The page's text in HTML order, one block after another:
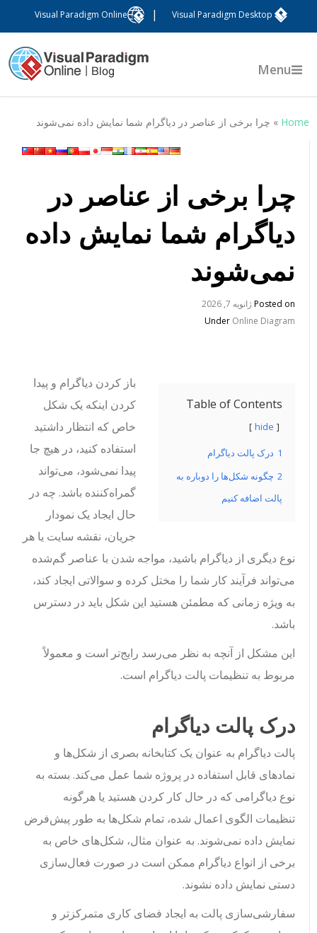
Visual Paradigm Desktop
Visual Paradigm Online
Menu
Home
» چرا برخی از عناصر در دیاگرام شما نمایش داده نمی‌شوند
چرا برخی از عناصر در
دیاگرام شما نمایش داده
نمی‌شوند
Posted onژانویه 7, 2026
UnderOnline Diagram
Table of Contents
hide
درک پالت دیاگرام
چگونه شکل‌ها را دوباره به
پالت اضافه کنیم
باز کردن دیاگرام و پیدا
کردن اینکه یک شکل
خاص که انتظار داشتید
استفاده کنید، در هیچ جا
پیدا نمی‌شود، می‌تواند
گمراه‌کننده باشد. چه در
حال ایجاد یک نمودار
جریان، نقشه سایت یا هر
نوع دیگری از دیاگرام باشید، مواجه شدن با عناصر گم‌شده
می‌تواند فرآیند کار شما را مختل کرده و سوالاتی ایجاد کند،
به ویژه زمانی که مطمئن هستید این شکل باید در دسترس
باشد.
این مشکل از آنچه به نظر می‌رسد رایج‌تر است و معمولاً
مربوط به تنظیمات پالت دیاگرام است.
درک پالت دیاگرام
پالت دیاگرام به عنوان یک کتابخانه بصری از شکل‌ها و
نمادهای قابل استفاده در پروژه شما عمل می‌کند. بسته به
نوع دیاگرامی که در حال کار کردن هستید یا هرگونه
تنظیمات الگوی اعمال شده، تمام شکل‌ها به طور پیش‌فرض
نمایش داده نمی‌شوند. به عنوان مثال، شکل‌های خاص به
برخی از انواع دیاگرام ممکن است در صورت فعال‌سازی
دستی نمایش داده نشوند.
سفارشی‌سازی پالت به ایجاد فضای کاری متمرکزتر و